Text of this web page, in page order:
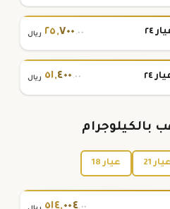
٢٥,٧٠٠ .٠٠ ريال
٥١,٤٠٠ .٠٠ ريال
بالكيلوجرام
عيار 21 عيار 18
٥١٤,٠٠٤.٠٠